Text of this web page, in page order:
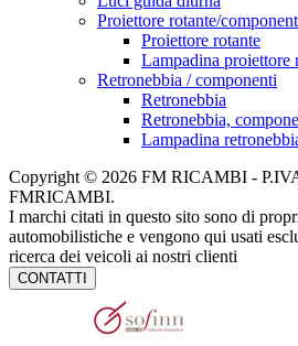
Proiettore rotante/
Proiettore rotante
Lampadina proiettore
Retronebbia / componenti
Retronebbia
Retronebbia,
Lampadina
Copyright © 2026 FM RICAMBI -
FMRICAMBI.
I marchi citati in questo sito sono di
automobilistiche e vengono qui usati
ricerca dei veicoli ai nostri clienti
CONTATTI